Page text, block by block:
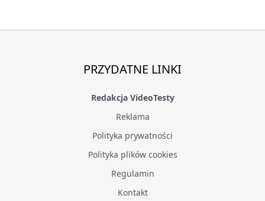
PRZYDATNE LINKI
Redakcja VideoTesty
Reklama
Polityka prywatności
Polityka plików cookies
Regulamin
Kontakt